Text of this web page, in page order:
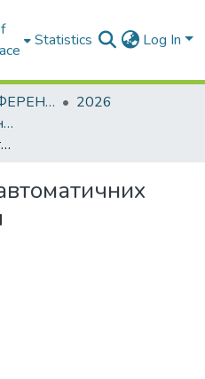
Statistics Log In
МАТЕРІАЛИ КОНФЕРЕНЦІЙ
2026
Наукові праці 88-ї Міжнародної наукової конференції студентів університету
Діагностування автоматичних коробок передач